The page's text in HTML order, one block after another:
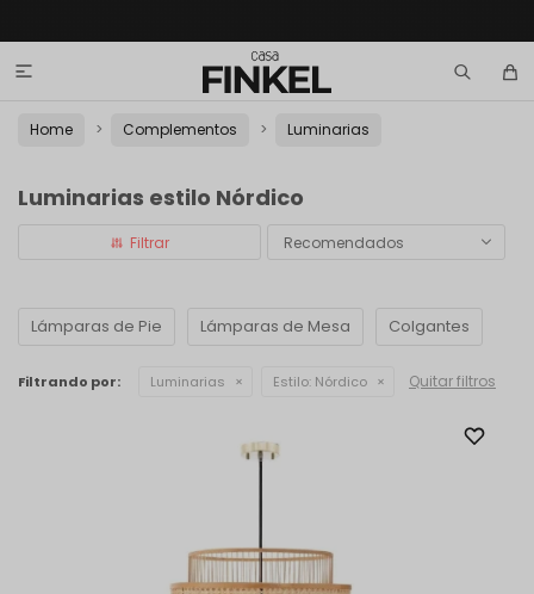

Home Complementos Luminarias
Luminarias estilo Nórdico
Recomendados
Lámparas de Pie Lámparas de Mesa Colgantes
Filtrando por: Luminarias Estilo: Nórdico Quitar filtros